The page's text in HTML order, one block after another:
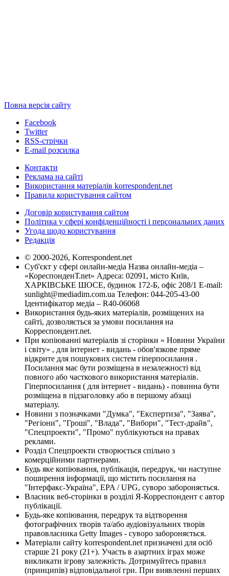
Повна версія сайту
Facebook
Twitter
RSS-стрічки
E-mail розсилка
Контакти
Реклама на сайті
Використання матеріалів korrespondent.net
Правила користування сайтом
Договір користування сайтом
Політика у сфері конфіденційності і персональних даних
Угода щодо користування
Редакція
© 2000-2026, Korrespondent.net
Суб'єкт у сфері онлайн-медіа Назва онлайн-медіа –
«КореспонденТ.net» Адреса: 02091, місто Київ,
ХАРКІВСЬКЕ ШОСЕ, будинок 172-Б, офіс 208/1 E-mail:
sunlight@mediadim.com.ua Телефон: 044-205-43-00
Ідентифікатор медіа – R40-06068
Використання будь-яких матеріалів, розміщених на
сайті, дозволяється за умови посилання на
Корреспондент.net.
При копіюванні матеріалів зі сторінки « Новини України
і світу» , для інтернет - видань - обов'язкове пряме
відкрите для пошукових систем гіперпосилання .
Посилання має бути розміщена в незалежності від
повного або часткового використання матеріалів.
Гіперпосилання ( для інтернет - видань) - повинна бути
розміщена в підзаголовку або в першому абзаці
матеріалу.
Новини з позначками "Думка", "Експертиза", "Заява",
"Регіони", "Гроші", "Влада", "Вибори", "Тест-драйв",
"Спецпроекти", "Промо" публікуються на правах
реклами.
Розділ Спецпроекти створюється спільно з
комерційними партнерами.
Будь яке копіювання, публікація, передрук, чи наступне
поширення інформації, що містить посилання на
"Інтерфакс-Україна", EPA / UPG, суворо забороняється.
Власник веб-сторінки в розділі Я-Корреспондент є автор
публікації.
Будь-яке копіювання, передрук та відтворення
фотографічних творів та/або аудіовізуальних творів
правовласника Getty Images - суворо забороняється.
Матеріали сайту korrespondent.net призначені для осіб
старше 21 року (21+). Участь в азартних іграх може
викликати ігрову залежність. Дотримуйтесь правил
(принципів) відповідальної гри. При виявленні перших